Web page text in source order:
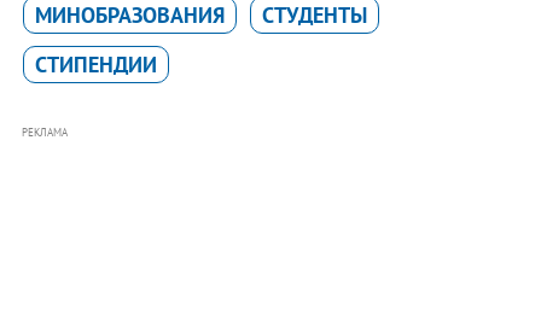
МИНОБРАЗОВАНИЯ
СТУДЕНТЫ
СТИПЕНДИИ
РЕКЛАМА